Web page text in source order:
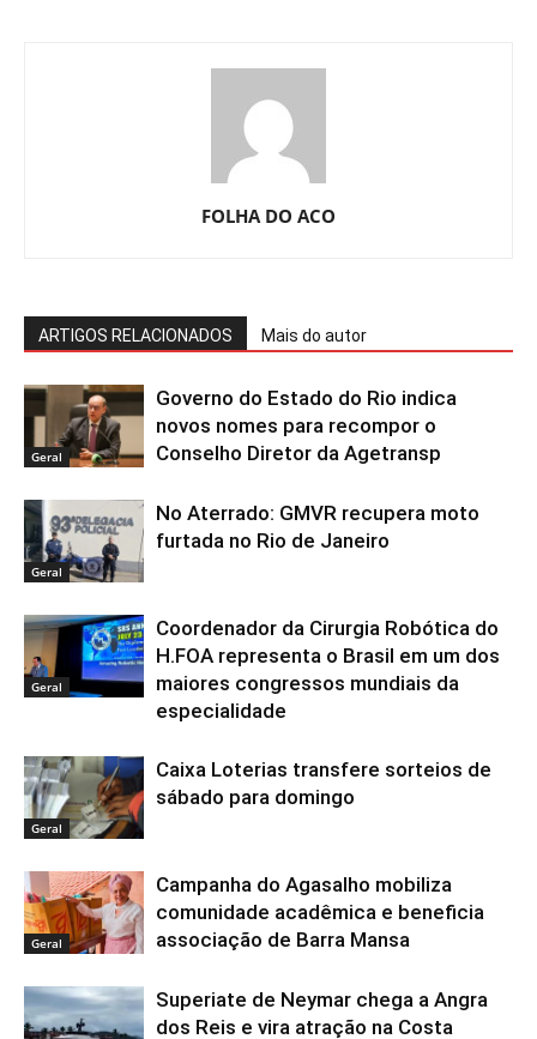
FOLHA DO ACO
ARTIGOS RELACIONADOS Mais do autor
Geral
Governo do Estado do Rio indica
novos nomes para recompor o
Conselho Diretor da Agetransp
Geral
No Aterrado: GMVR recupera moto
furtada no Rio de Janeiro
Geral
Coordenador da Cirurgia Robótica do
H.FOA representa o Brasil em um dos
maiores congressos mundiais da
especialidade
Geral
Caixa Loterias transfere sorteios de
sábado para domingo
Geral
Campanha do Agasalho mobiliza
comunidade acadêmica e beneficia
associação de Barra Mansa
Superiate de Neymar chega a Angra
dos Reis e vira atração na Costa